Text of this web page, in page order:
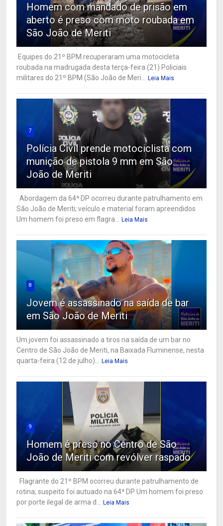
Homem com mandado de prisão em
aberto é preso com moto roubada em
São João de Meriti
Equipes do 21º BPM recuperaram uma motocicleta
roubada na madrugada desta terça-feira (21) Policiais
militares do 21º BPM (São João de Meri...
Leia Mais
7
Polícia Civil prende motociclista com
munição de pistola 9 mm em São
João de Meriti
Abordagem da 64ª DP ocorreu durante patrulhamento em
São João de Meriti; veículo e material foram apreendidos
Um homem foi preso em flagra...
Leia Mais
8
Jovem é assassinado na saída de bar
em São João de Meriti
Um jovem foi assassinado a tiros na saída de um bar no
Centro de São João de Meriti, na Baixada Fluminense, nesta
quarta-feira (12 de julho)...
Leia Mais
9
Homem é preso no Centro de São
João de Meriti com revólver raspado
Flagrante do 21º BPM ocorreu durante patrulhamento de
rotina; suspeito foi autuado na 64ª DP Um homem foi preso
por porte ilegal de arma d...
Leia Mais